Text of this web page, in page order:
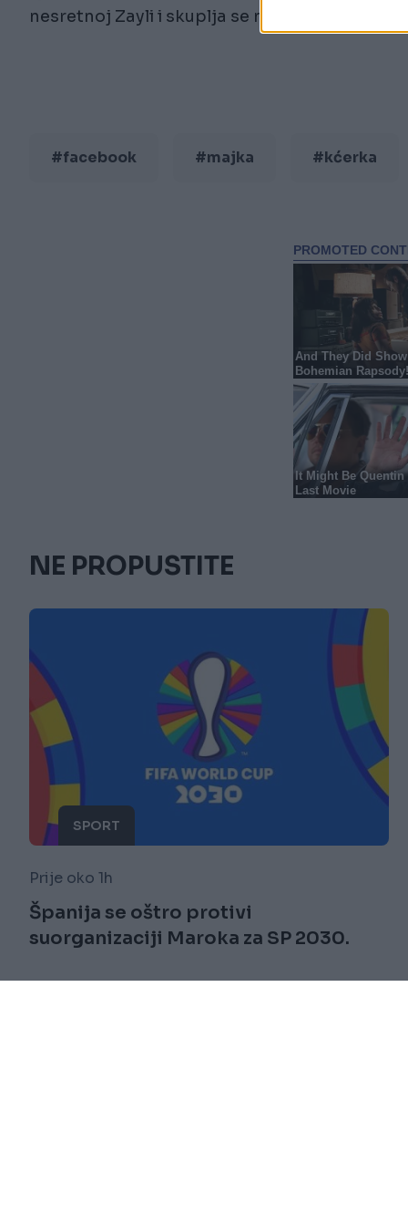
nesretnoj Zayli i skuplja se novac za njen
#facebook #majka #kćerka
NE PROPUSTITE
SPORT
Prije oko 1h
Španija se oštro protivi
suorganizaciji Maroka za SP 2030.